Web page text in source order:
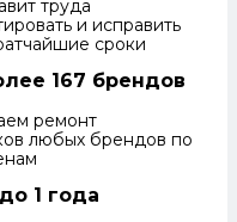
труда
и исправить
сроки
167 брендов
ремонт
любых брендов по
1 года